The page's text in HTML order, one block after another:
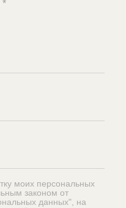
*
моих персональных
законом от
данных", на